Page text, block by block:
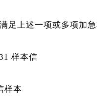
足上述一项或多项加急
样本信
样本